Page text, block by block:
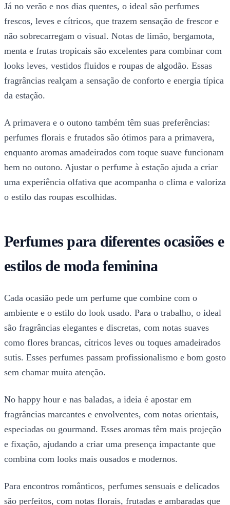
Já no verão e nos dias quentes, o ideal são perfumes
frescos, leves e cítricos, que trazem sensação de frescor e
não sobrecarregam o visual. Notas de limão, bergamota,
menta e frutas tropicais são excelentes para combinar com
looks leves, vestidos fluidos e roupas de algodão. Essas
fragrâncias realçam a sensação de conforto e energia típica
da estação.
A primavera e o outono também têm suas preferências:
perfumes florais e frutados são ótimos para a primavera,
enquanto aromas amadeirados com toque suave funcionam
bem no outono. Ajustar o perfume à estação ajuda a criar
uma experiência olfativa que acompanha o clima e valoriza
o estilo das roupas escolhidas.
Perfumes para diferentes ocasiões e
estilos de moda feminina
Cada ocasião pede um perfume que combine com o
ambiente e o estilo do look usado. Para o trabalho, o ideal
são fragrâncias elegantes e discretas, com notas suaves
como flores brancas, cítricos leves ou toques amadeirados
sutis. Esses perfumes passam profissionalismo e bom gosto
sem chamar muita atenção.
No happy hour e nas baladas, a ideia é apostar em
fragrâncias marcantes e envolventes, com notas orientais,
especiadas ou gourmand. Esses aromas têm mais projeção
e fixação, ajudando a criar uma presença impactante que
combina com looks mais ousados e modernos.
Para encontros românticos, perfumes sensuais e delicados
são perfeitos, com notas florais, frutadas e ambaradas que